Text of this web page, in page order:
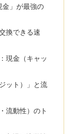
金」が最強の
換できる速
現金（キャッ
ット）」と流
流動性）のト